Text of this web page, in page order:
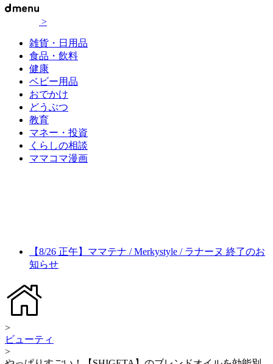
>
雑貨・日用品
食品・飲料
健康
ベビー用品
おでかけ
どうぶつ
教育
マネー・投資
くらしの相談
ママコマ漫画
【8/26 正午】ママテナ / Merkystyle / ラナーヌ 終了のお
知らせ
>
ビューティ
>